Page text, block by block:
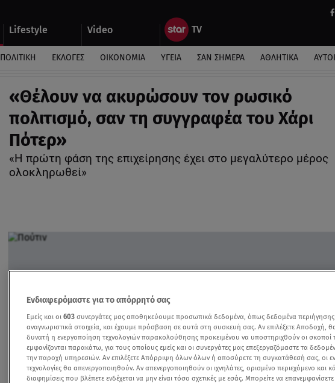
Lifestyle Video
ΠΟΛΙΤΙΚΗ ΕΚΛΟΓΕΣ ΟΙΚΟΝΟΜΙΑ ΥΓΕΙΑ ΣΑΝ ΣΗΜΕΡΑ ΑΘΛΗΤΙΚΑ
«Θέλουν να ακυρώσουν τον ρωσικό
πολιτισμό, σαν τη συγγραφέα του Χάρι
Πότερ»
«Η πρώτη φάση της επιχείρησης έχει στο μεγαλύτερο μέρος
ολοκληρωθεί»
Ενδιαφερόμαστε για το απόρρητό σας
Εμείς και οι 603 συνεργάτες μας αποθηκεύουμε προσωπικά δεδομένα, όπως δεδομένα
αναγνωριστικά στοιχεία, και έχουμε πρόσβαση σε αυτά στη συσκευή σας. Αν επιλέξετε Αποδοχή,
δυνατή η ενεργοποίηση τεχνολογιών παρακολούθησης προκειμένου να υποστηριχθούν οι σκοποί
εμφανίζονται παρακάτω, για τους οποίους εμείς και οι συνεργάτες μας επεξεργαζόμαστε τα
την παροχή υπηρεσιών. Αν επιλέξετε Απόρριψη όλων όλων ή αποσύρετε τη συγκατάθεσή σας, οι
τεχνολογίες θα απενεργοποιηθούν. Αν απενεργοποιηθούν οι ιχνηλάτες, ορισμένο περιεχόμενο και
διαφημίσεις που βλέπετε ενδέχεται να μην είναι τόσο σχετικές με εσάς. Μπορείτε να